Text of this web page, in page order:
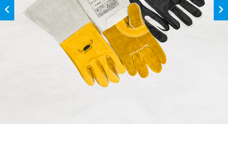
Acconsento al trattamento dei
dati personali
INVIA RICHIESTA